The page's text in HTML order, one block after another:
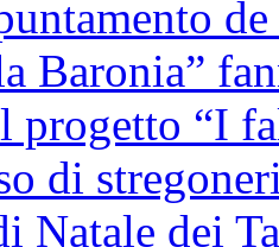
Baronia”
progetto “I
di
Natale dei